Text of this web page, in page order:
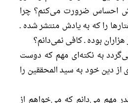
احساس ضرورت می‌کنم؟ چرا
را که به یادش منتشر شده ـ
بوده ـ کافی نمی‌دانم؟
به نکته‌ای مهم که دوست
از دین خود به سید المحققین را
مهم می‌دانم که می‌خواهم از